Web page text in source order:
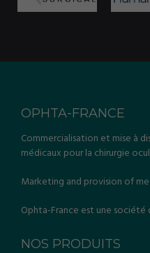
OPHTA-FRANCE
Commercialisation et mise à
médicaux pour la chirurgie
Marketing and provision of
Ophta-France est une société
NOS PRODUITS